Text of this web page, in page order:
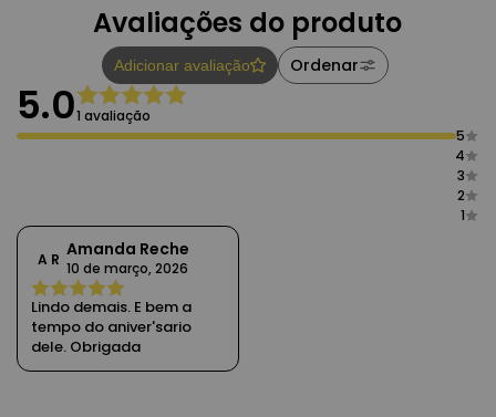
Avaliações do produto
Adicionar avaliação Ordenar
5.01 avaliação
5
4
3
2
1
A R Amanda Reche
10 de março, 2026
Lindo demais. E bem a
tempo do aniver'sario
dele. Obrigada